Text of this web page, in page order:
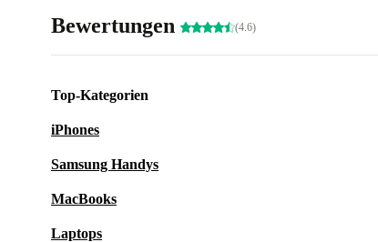
Bewertungen (4.6)
Top-Kategorien
iPhones
Samsung Handys
MacBooks
Laptops